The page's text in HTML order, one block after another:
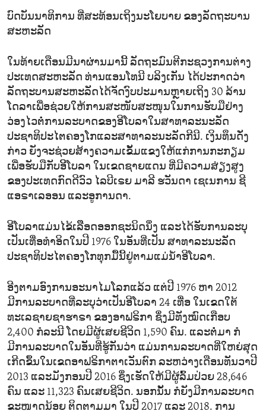
ບົດບັນນາທິການ ທີ່ສະທ້ອນເຖິງນະໂຍບາຍ ຂອງລັດຖະບານ
ສະຫະລັດ
ໃນທ້າຍເດືອນມີນາຜ່ານມານີ້ ລັດຖະມົນຕີກະຊວງການຕ່າງ
ປະເທດສະຫະລັດ ທ່ານແອນໂທນີ ບລິງເກັນ ໄດ້ປະກາດວ່າ
ລັດຖະບານສະຫະລັດໄດ້ຈັດງົບປະມານຫຼາຍເຖິງ 30 ລ້ານ
ໂດລາເພື່ອຊ່ວຍໃຫ້ການສະໜັບສະໜຸນໃນການຮັບມືຢ່າງ
ວ່ອງໄວຕໍ່ການລະບາດຂອງອີໂບລາໃນສາທາລະນະລັດ
ປະຊາທິປະໄຕຄອງໂກແລະສາທາລະນະລັດກີນີ. ເງິນທຶນດັ່ງ
ກ່າວ ຍັງຈະຊ່ວຍສ້າງຄວາມເຂັ້ມແຂງໃຫ້ແກ່ການກະກຽມ
ເພື່ອຮັບມືກັບອີິໂບລາ ໃນເຂດຊາຍແດນ ທີ່ມີຄວາມສ່ຽງສູງ
ຂອງປະເທດກົດດີວົວ ໄລບີເຣຍ ມາລີ ຮວັນດາ ເຊເນການ ຊີ
ແອຣາເລອອນ ແລະອູການດາ.
ອີໂບລາແມ່ນໄຂ້ເລືຶອດອອກຊະນິດນຶ່ງ ແລະໄດ້ຮັບການລະບຸ
ເປັນເທື່ອທຳອິດໃນປີ 1976 ໃນອັນທີ່ເປັນ ສາທາລະນະລັດ
ປະຊາທິປະໄຕຄອງໂກທຸກມື້ນີ້ຢູ່ຕາມແມ່ນ້ຳອີໂບລາ.
ອີງຕາມອົງການອະນາໄມໂລກແລ້ວ ແຕ່ປີ 1976 ຫາ 2012
ມີການລະບາດທີ່ລະບຸວ່າເປັນອີໂບລາ 24 ເທື່ອ ໃນເຂດໃຕ້
ທະເລຊາຍຊາຮາຣາ ຂອງອາຟຣິກາ ຊຶ່ງມີທັງໝົດເກືອບ
2,400 ກໍລະນີ ໂດຍມີຜູ້ເສຍຊີວິດ 1,590 ຄົນ. ແລະຕໍ່ມາ ກໍ
ມີການລະບາດໃນອັນທີ່ຮູ້ກັນວ່າ ແມ່ນການລະບາດທີ່ໃຫຍ່ສຸດ
ເກີດຂຶ້ນໃນເຂດອາຟຣິກາຕາເວັນຕົກ ລະຫວ່າງເດືອນທັນວາປີ
2013 ແລະມັງກອນປີ 2016 ຊຶ່ງເຮັດໃຫ້ມີຜູ້ລົ້ມປ່ວຍ 28,646
ຄົນ ແລະ 11,323 ຄົນເສຍຊີວິດ. ນອກນັ້ນ ກໍຍັງມີການລະບາດ
ຂະໜາດນ້ອຍ ຕິດຕາມມາ ໃນປີ 2017 ແລະ 2018. ການ